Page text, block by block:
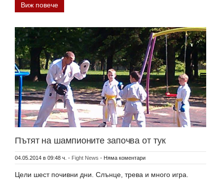
Виж повече
Пътят на шампионите започва от тук
04.05.2014 в 09:48 ч. - Fight News - Няма коментари
Цели шест почивни дни. Слънце, трева и много игра.